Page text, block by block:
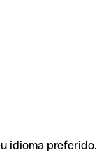
idioma preferido.